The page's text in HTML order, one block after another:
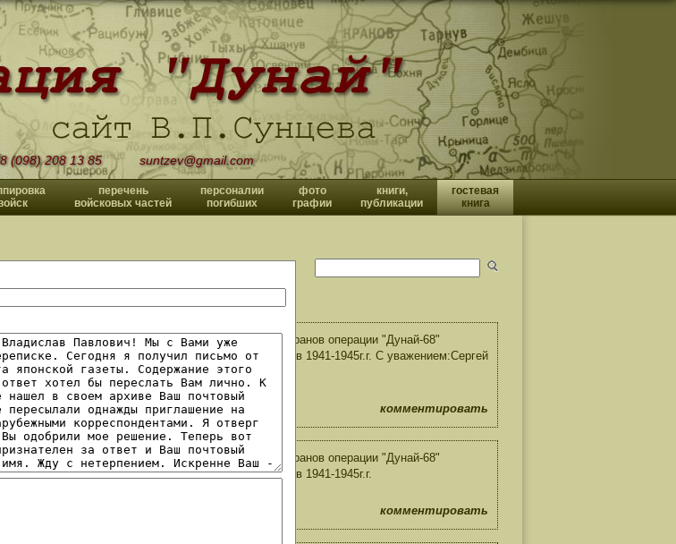
(098) 208 13 85 suntzev@gmail.com
перечень
войсковых частей
персоналии
погибших
фото
графии
книги,
публикации
гостевая
книга
и помощников Ваших,а также ветеранов операции "Дунай-68"
советского народа над фашистской Германией в 1941-1945г.г. С уважением:Сергей
комментировать
и помощников Ваших,а также ветеранов операции "Дунай-68"
советского народа над фашистской Германией в 1941-1945г.г.
комментировать